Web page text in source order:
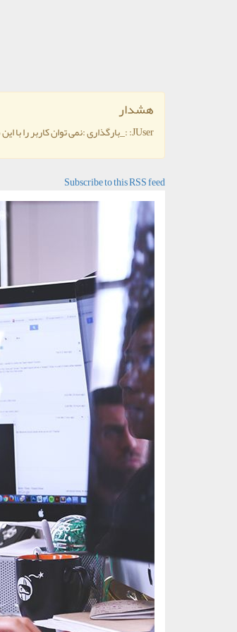
هشدار
JUser: :_بارگذاری :نمی توان کاربر را با این شناسه بارگذاری کرد: 856
Subscribe to this RSS feed